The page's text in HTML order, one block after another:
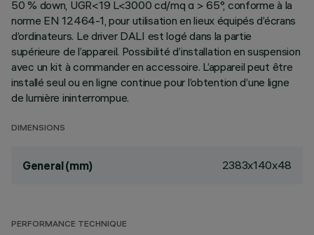
50 % down, UGR<19 L<3000 cd/mq α > 65°, conforme à la
norme EN 12464-1, pour utilisation en lieux équipés d’écrans
d’ordinateurs. Le driver DALI est logé dans la partie
supérieure de l’appareil. Possibilité d’installation en suspension
avec un kit à commander en accessoire. L’appareil peut être
installé seul ou en ligne continue pour l’obtention d’une ligne
de lumière ininterrompue.
DIMENSIONS
General (mm) 2383x140x48
PERFORMANCE TECHNIQUE